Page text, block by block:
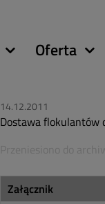
Oferta
14.12.2011
Dostawa flokulantów
Załącznik